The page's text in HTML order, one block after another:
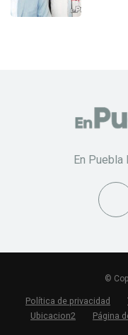
En Puebla
©
Política de privacidad
Ubicacion2
Página